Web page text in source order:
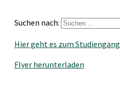
Suchen nach:
Hier geht es zum Studiengang
Flyer herunterladen